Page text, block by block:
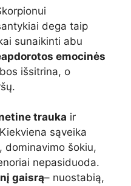
dega taip
sunaikinti abu
emocinės
išsitrina, o
trauka ir
sąveika
, dominavimo šokiu,
nepasiduoda.
gaisrą– nuostabią,